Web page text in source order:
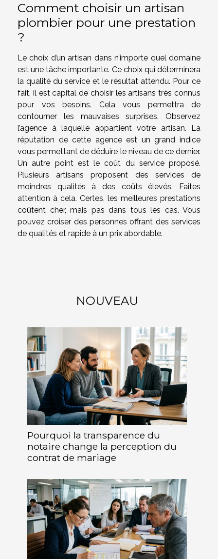
Comment choisir un artisan
plombier pour une prestation
?
Le choix d’un artisan dans n’importe quel domaine
est une tâche importante. Ce choix qui déterminera
la qualité du service et le résultat attendu. Pour ce
fait, il est capital de choisir les artisans très connus
pour vos besoins. Cela vous permettra de
contourner les mauvaises surprises. Observez
l’agence à laquelle appartient votre artisan. La
réputation de cette agence est un grand indice
vous permettant de déduire le niveau de ce dernier.
Un autre point est le coût du service proposé.
Plusieurs artisans proposent des services de
moindres qualités à des coûts élevés. Faites
attention à cela. Certes, les meilleures prestations
coûtent cher, mais pas dans tous les cas. Vous
pouvez croiser des personnes offrant des services
de qualités et rapide à un prix abordable.
NOUVEAU
Pourquoi la transparence du
notaire change la perception du
contrat de mariage